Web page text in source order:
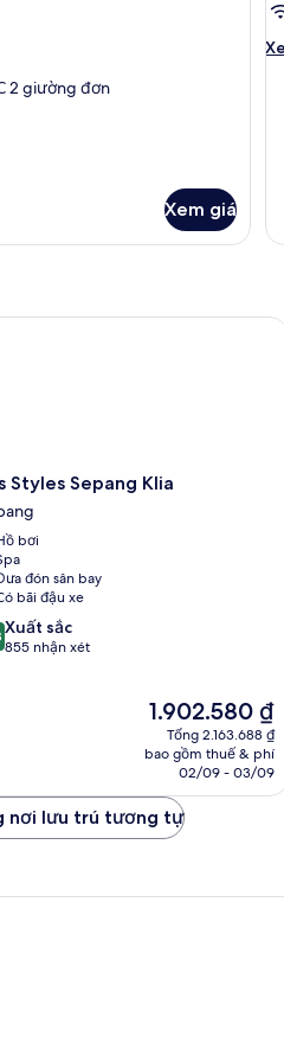
2 giường đơn
Xem giá
Styles Sepang Klia
bơi
đón sân bay
bãi đậu xe
Xuất sắc
855 nhận xét
Giá
hiện
tại
1.902.580 ₫
1.902.580 ₫
Tổng 2.163.688 ₫
bao gồm thuế & phí
02/09 - 03/09
Sepang Klia
nơi lưu trú tương tự